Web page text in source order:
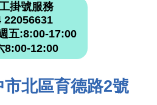
掛號服務
22056631
五:8:00-17:00
8:00-12:00
北區育德路2號